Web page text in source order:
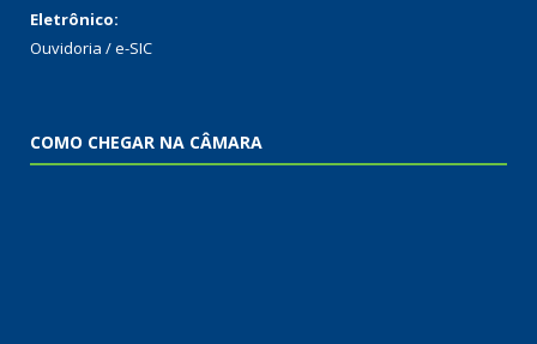
Eletrônico:
Ouvidoria /e-SIC
COMO CHEGAR NA CÂMARA